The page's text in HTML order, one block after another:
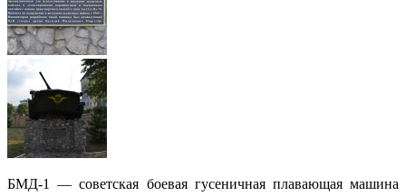
БМД-1 — советская боевая гусеничная плавающая машина